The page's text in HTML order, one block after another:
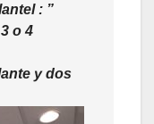
: ”
o 4
y dos